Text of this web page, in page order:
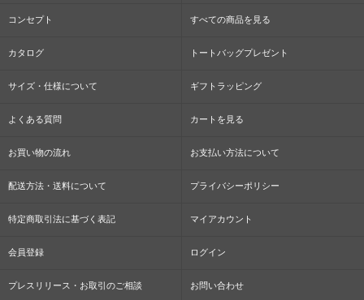
コンセプト すべての商品を見る
カタログ トートバッグプレゼント
サイズ・仕様について ギフトラッピング
よくある質問 カートを見る
お買い物の流れ お支払い方法について
配送方法・送料について プライバシーポリシー
特定商取引法に基づく表記 マイアカウント
会員登録 ログイン
プレスリリース・お取引のご相談 お問い合わせ